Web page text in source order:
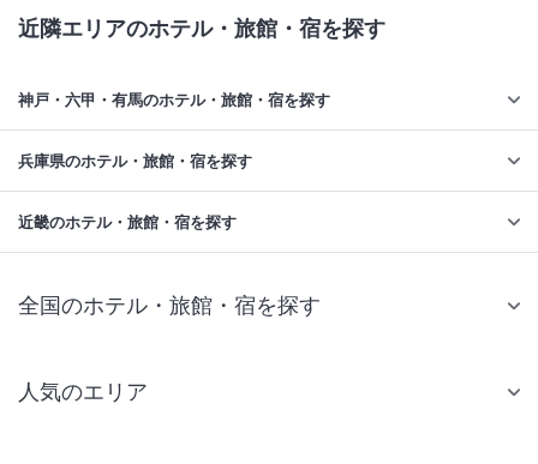
近隣エリアのホテル・旅館・宿を探す
神戸・六甲・有馬のホテル・旅館・宿を探す
兵庫県のホテル・旅館・宿を探す
近畿のホテル・旅館・宿を探す
全国のホテル・旅館・宿を探す
人気のエリア